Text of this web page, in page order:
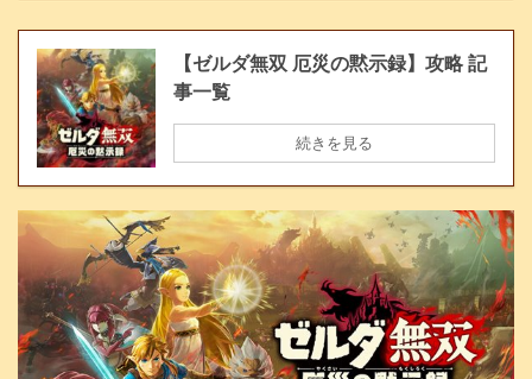
【ゼルダ無双 厄災の黙示録】攻略 記
事一覧
続きを見る